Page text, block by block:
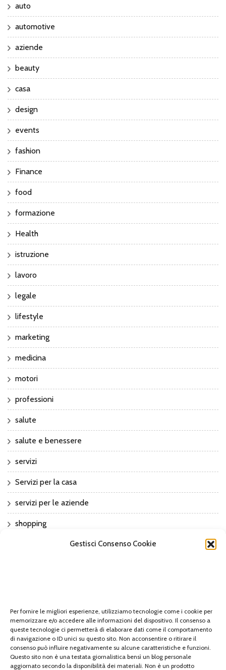
Gestisci Consenso Cookie
Per fornire le migliori esperienze, utilizziamo tecnologie come i cookie per
memorizzare e/o accedere alle informazioni del dispositivo. Il consenso a
queste tecnologie ci permetterà di elaborare dati come il comportamento
di navigazione o ID unici su questo sito. Non acconsentire o ritirare il
consenso può influire negativamente su alcune caratteristiche e funzioni.
Questo sito non è una testata giornalistica bensì un blog personale
aggiornato secondo la disponibilità dei materiali. Non è un prodotto
auto
automotive
aziende
beauty
casa
design
events
fashion
Finance
food
formazione
Health
istruzione
lavoro
legale
lifestyle
marketing
medicina
motori
professioni
salute
salute e benessere
servizi
Servizi per la casa
servizi per le aziende
shopping
travel
Uncategorized
viaggi